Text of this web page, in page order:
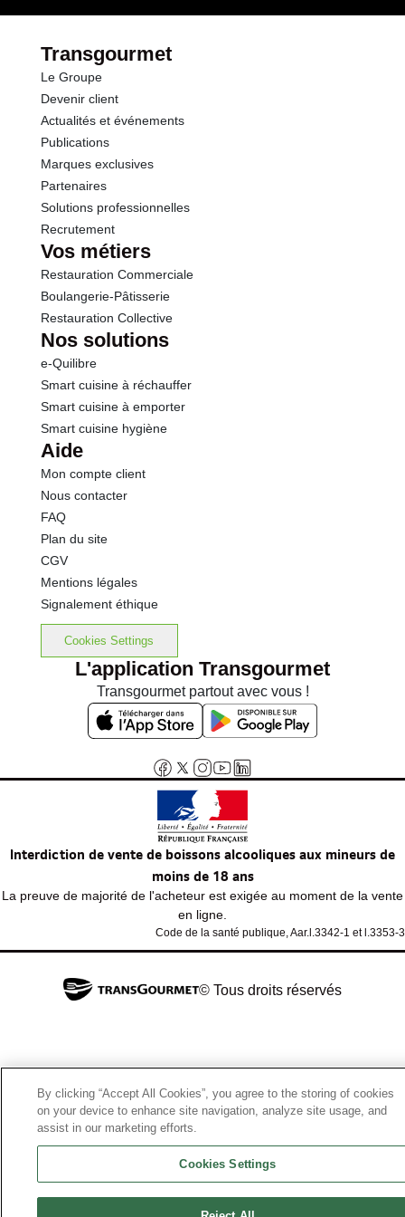
Transgourmet
Le Groupe
Devenir client
Actualités et événements
Publications
Marques exclusives
Partenaires
Solutions professionnelles
Recrutement
Vos métiers
Restauration Commerciale
Boulangerie-Pâtisserie
Restauration Collective
Nos solutions
e-Quilibre
Smart cuisine à réchauffer
Smart cuisine à emporter
Smart cuisine hygiène
Aide
Mon compte client
Nous contacter
FAQ
Plan du site
CGV
Mentions légales
Signalement éthique
Cookies Settings
L'application Transgourmet
Transgourmet partout avec vous !
Interdiction de vente de boissons alcooliques aux mineurs de
moins de 18 ans
La preuve de majorité de l'acheteur est exigée au moment de la vente
en ligne.
Code de la santé publique, Aar.l.3342-1 et l.3353-3
© Tous droits réservés
By clicking “Accept All Cookies”, you agree to the storing of cookies
on your device to enhance site navigation, analyze site usage, and
assist in our marketing efforts.
Cookies Settings